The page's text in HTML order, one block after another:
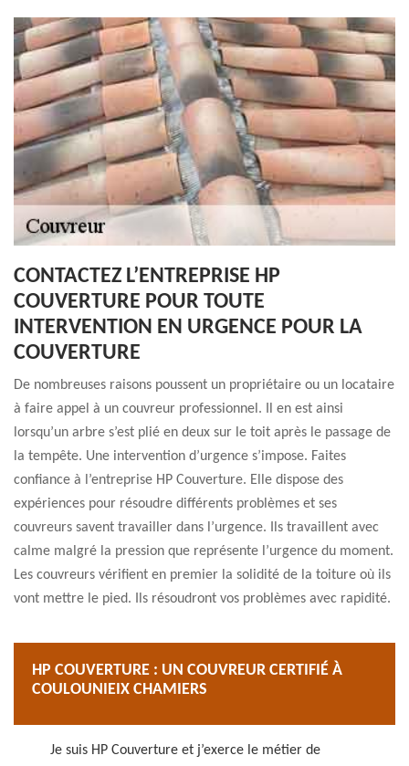
CONTACTEZ L’ENTREPRISE HP
COUVERTURE POUR TOUTE
INTERVENTION EN URGENCE POUR LA
COUVERTURE
De nombreuses raisons poussent un propriétaire ou un locataire
à faire appel à un couvreur professionnel. Il en est ainsi
lorsqu’un arbre s’est plié en deux sur le toit après le passage de
la tempête. Une intervention d’urgence s’impose. Faites
confiance à l’entreprise HP Couverture. Elle dispose des
expériences pour résoudre différents problèmes et ses
couvreurs savent travailler dans l’urgence. Ils travaillent avec
calme malgré la pression que représente l’urgence du moment.
Les couvreurs vérifient en premier la solidité de la toiture où ils
vont mettre le pied. Ils résoudront vos problèmes avec rapidité.
HP COUVERTURE : UN COUVREUR CERTIFIÉ À
COULOUNIEIX CHAMIERS
Je suis HP Couverture et j’exerce le métier de